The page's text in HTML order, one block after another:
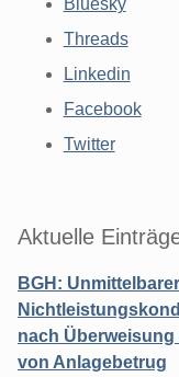
Bluesky
Threads
Linkedin
Facebook
Twitter
Aktuelle
BGH:
nach
von Anlagebetrug